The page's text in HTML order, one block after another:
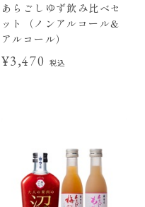
あらごしゆず飲み比べセ
ット（ノンアルコール&
アルコール）
¥3,470 税込